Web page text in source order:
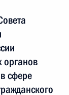
органов
сфере